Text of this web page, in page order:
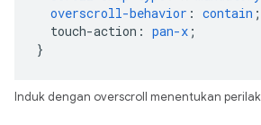
overscroll-behavior : contain ;
touch-action : pan-x ;
}
Induk dengan overscroll menentukan